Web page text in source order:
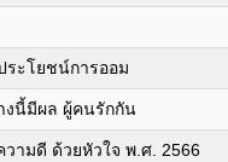
ระโยชน์การออม
งนี้มีผล ผู้คนรักกัน
วามดี ด้วยหัวใจ พ.ศ. 2566